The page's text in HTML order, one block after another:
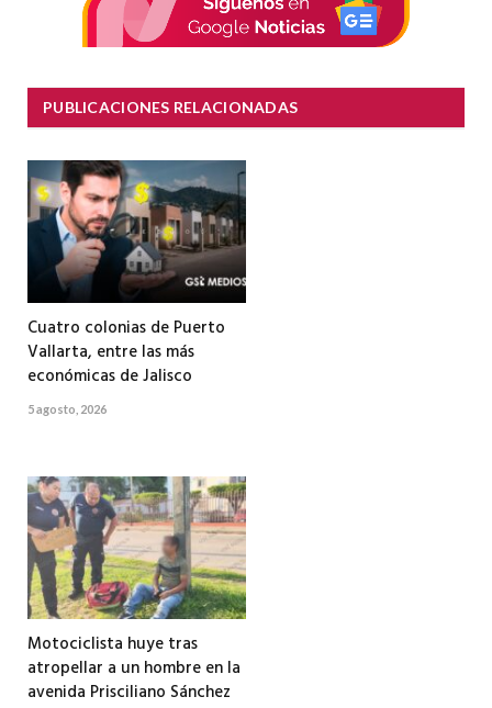
PUBLICACIONES RELACIONADAS
Cuatro colonias de Puerto
Vallarta, entre las más
económicas de Jalisco
5 agosto, 2026
Motociclista huye tras
atropellar a un hombre en la
avenida Prisciliano Sánchez